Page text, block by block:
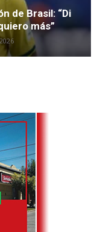
de Brasil: “Di
más”